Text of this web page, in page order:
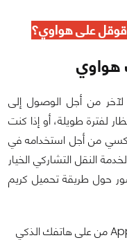
على هواوي؟
هواوي
لآخر من أجل الوصول إلى
لفترة طويلة، أو إذا كنت
من أجل استخدامه في
النقل التشاركي الخيار
حول طريقة تحميل كريم